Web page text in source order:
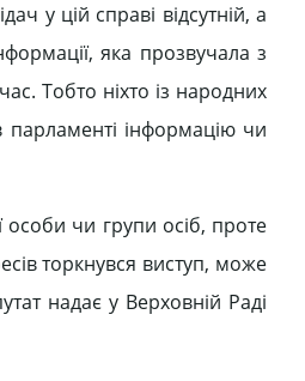
у цій справі відсутній, а
яка прозвучала з
Тобто ніхто із народних
інформацію чи
особи чи групи осіб, проте
торкнувся виступ, може
надає у Верховній Раді